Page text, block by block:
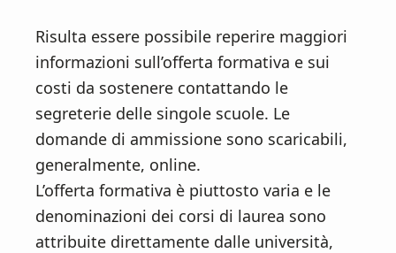
Risulta essere possibile reperire maggiori
informazioni sull’offerta formativa e sui
costi da sostenere contattando le
segreterie delle singole scuole. Le
domande di ammissione sono scaricabili,
generalmente, online.
L’offerta formativa è piuttosto varia e le
denominazioni dei corsi di laurea sono
attribuite direttamente dalle università,